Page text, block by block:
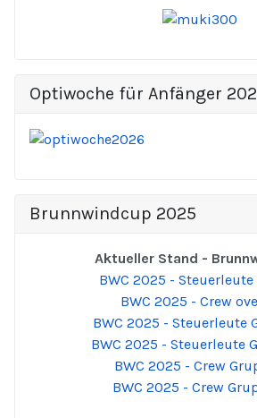
Optiwoche für Anfänger
Brunnwindcup 2025
Aktueller Stand -
BWC 2025 - Steuerleute
BWC 2025 - Crew
BWC 2025 - Steuerleute
BWC 2025 - Steuerleute
BWC 2025 - Crew
BWC 2025 - Crew